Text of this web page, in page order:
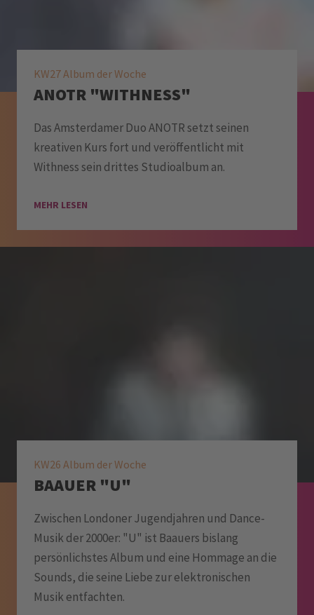
KW27 Album der Woche
ANOTR "WITHNESS"
Das Amsterdamer Duo ANOTR setzt seinen
kreativen Kurs fort und veröffentlicht mit
Withness sein drittes Studioalbum an.
MEHR LESEN
KW26 Album der Woche
BAAUER "U"
Zwischen Londoner Jugendjahren und Dance-
Musik der 2000er: "U" ist Baauers bislang
persönlichstes Album und eine Hommage an die
Sounds, die seine Liebe zur elektronischen
Musik entfachten.